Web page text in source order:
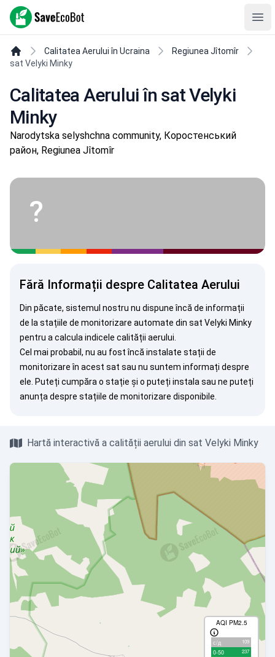
SaveEcoBot
Calitatea Aerului în Ucraina
Regiunea Jîtomîr
sat Velyki Minky
Calitatea Aerului în sat Velyki
Minky
Narodytska selyshchna community, Коростенський
район, Regiunea Jîtomîr
?
Fără Informații despre Calitatea Aerului
Din păcate, sistemul nostru nu dispune încă de informații
de la stațiile de monitorizare automate din sat Velyki Minky
pentru a calcula indicele calității aerului.
Cel mai probabil, nu au fost încă instalate stații de
monitorizare în acest sat sau nu suntem informați despre
ele. Puteți cumpăra o stație și o puteți instala sau ne puteți
anunța despre stațiile de monitorizare disponibile.
Hartă interactivă a calității aerului din sat Velyki Minky
AQI PM2.5
с/д 109
0-50 237